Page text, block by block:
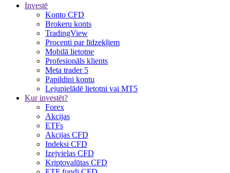
Investē
Konto CFD
Brokeru konts
TradingView
Procenti par līdzekļiem
Mobilā lietotne
Profesionāls klients
Meta trader 5
Papildini kontu
Lejupielādē lietotni vai MT5
Kur investēt?
Forex
Akcijas
ETFs
Akcijas CFD
Indeksi CFD
Izejvielas CFD
Kriptovalūtas CFD